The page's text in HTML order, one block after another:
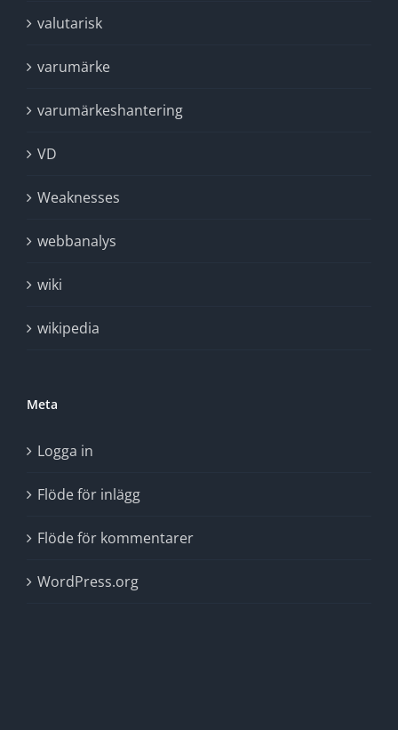
valutarisk
varumärke
varumärkeshantering
VD
Weaknesses
webbanalys
wiki
wikipedia
Meta
Logga in
Flöde för inlägg
Flöde för kommentarer
WordPress.org